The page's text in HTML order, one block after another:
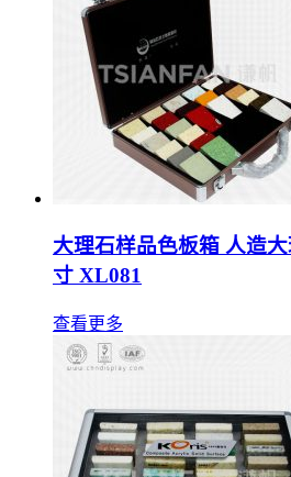
大理石样品色板箱 人造
寸 XL081
查看更多